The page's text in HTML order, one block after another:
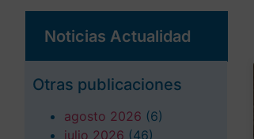
Noticias Actualidad
Otras publicaciones
agosto 2026 (6)
julio 2026 (46)